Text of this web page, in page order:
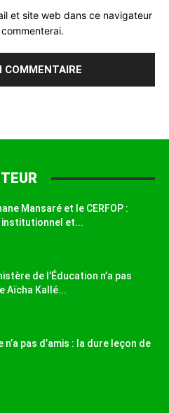
et site web dans ce navigateur
Mansaré et le CERFOP :
institutionnel et...
de l’Éducation n’a pas
Aïcha Kallé...
n’a pas d’amis : la dure leçon de